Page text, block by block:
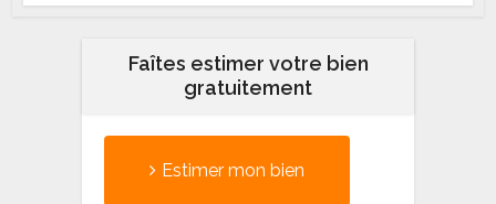
Faîtes estimer votre bien
gratuitement
Estimer mon bien